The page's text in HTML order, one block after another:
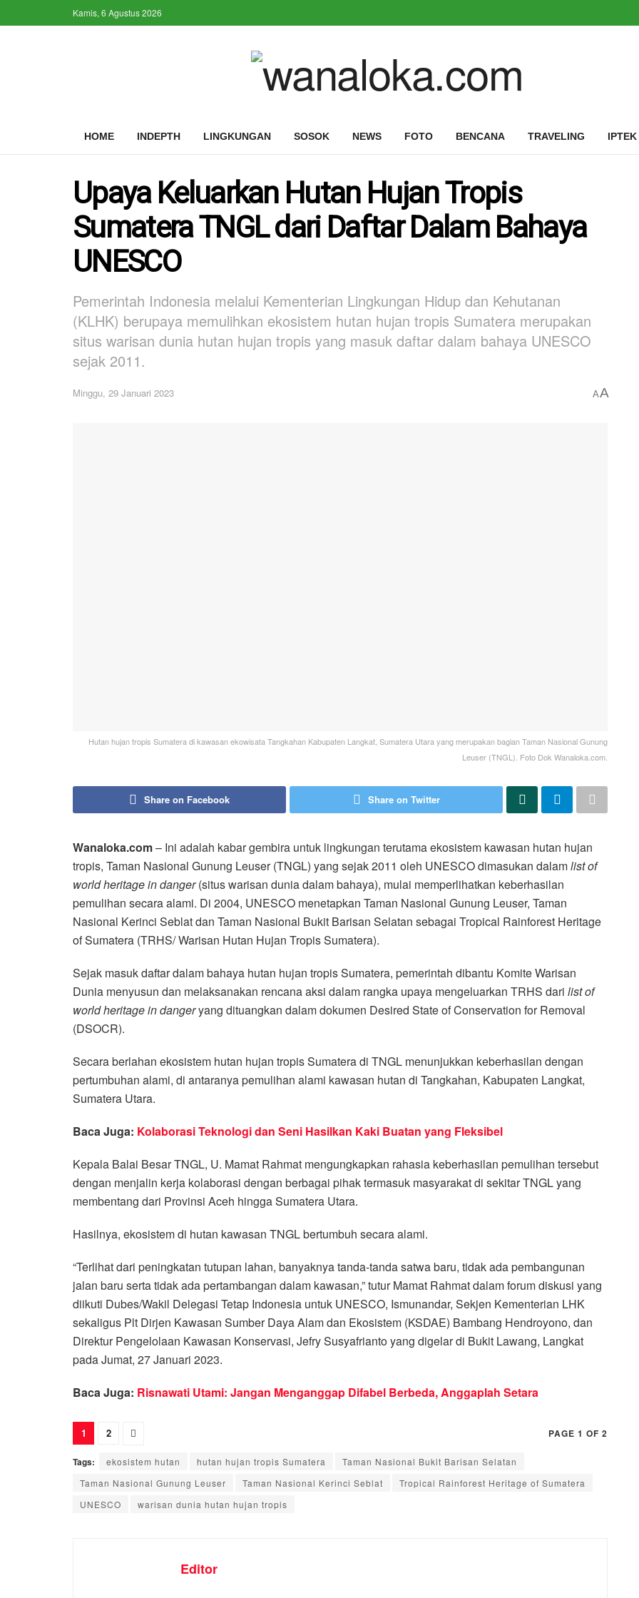
Kamis, 6 Agustus 2026
HOME INDEPTH LINGKUNGAN SOSOK NEWS FOTO BENCANA TRAVELING IPTEK
Upaya Keluarkan Hutan Hujan Tropis
Sumatera TNGL dari Daftar Dalam Bahaya
UNESCO
Pemerintah Indonesia melalui Kementerian Lingkungan Hidup dan Kehutanan
(KLHK) berupaya memulihkan ekosistem hutan hujan tropis Sumatera merupakan
situs warisan dunia hutan hujan tropis yang masuk daftar dalam bahaya UNESCO
sejak 2011.
Minggu, 29 Januari 2023 AA
Hutan hujan tropis Sumatera di kawasan ekowisata Tangkahan Kabupaten Langkat, Sumatera Utara yang merupakan bagian Taman Nasional Gunung
Leuser (TNGL). Foto Dok Wanaloka.com.
Share on Facebook Share on Twitter
Wanaloka.com– Ini adalah kabar gembira untuk lingkungan terutama ekosistem kawasan hutan hujan
tropis, Taman Nasional Gunung Leuser (TNGL) yang sejak 2011 oleh UNESCO dimasukan dalamlist of
world heritage in danger(situs warisan dunia dalam bahaya), mulai memperlihatkan keberhasilan
pemulihan secara alami. Di 2004, UNESCO menetapkan Taman Nasional Gunung Leuser, Taman
Nasional Kerinci Seblat dan Taman Nasional Bukit Barisan Selatan sebagai Tropical Rainforest Heritage
of Sumatera (TRHS/ Warisan Hutan Hujan Tropis Sumatera).
Sejak masuk daftar dalam bahaya hutan hujan tropis Sumatera, pemerintah dibantu Komite Warisan
Dunia menyusun dan melaksanakan rencana aksi dalam rangka upaya mengeluarkan TRHS dari list of
world heritage in dangeryang dituangkan dalam dokumen Desired State of Conservation for Removal
(DSOCR).
Secara berlahan ekosistem hutan hujan tropis Sumatera di TNGL menunjukkan keberhasilan dengan
pertumbuhan alami, di antaranya pemulihan alami kawasan hutan di Tangkahan, Kabupaten Langkat,
Sumatera Utara.
Baca Juga: Kolaborasi Teknologi dan Seni Hasilkan Kaki Buatan yang Fleksibel
Kepala Balai Besar TNGL, U. Mamat Rahmat mengungkapkan rahasia keberhasilan pemulihan tersebut
dengan menjalin kerja kolaborasi dengan berbagai pihak termasuk masyarakat di sekitar TNGL yang
membentang dari Provinsi Aceh hingga Sumatera Utara.
Hasilnya, ekosistem di hutan kawasan TNGL bertumbuh secara alami.
“Terlihat dari peningkatan tutupan lahan, banyaknya tanda-tanda satwa baru, tidak ada pembangunan
jalan baru serta tidak ada pertambangan dalam kawasan,” tutur Mamat Rahmat dalam forum diskusi yang
diikuti Dubes/Wakil Delegasi Tetap Indonesia untuk UNESCO, Ismunandar, Sekjen Kementerian LHK
sekaligus Plt Dirjen Kawasan Sumber Daya Alam dan Ekosistem (KSDAE) Bambang Hendroyono, dan
Direktur Pengelolaan Kawasan Konservasi, Jefry Susyafrianto yang digelar di Bukit Lawang, Langkat
pada Jumat, 27 Januari 2023.
Baca Juga: Risnawati Utami: Jangan Menganggap Difabel Berbeda, Anggaplah Setara
PAGE 1 OF 2
1 2
Tags: ekosistem hutan hutan hujan tropis Sumatera
Taman Nasional Bukit Barisan Selatan
Taman Nasional Gunung Leuser
Taman Nasional Kerinci Seblat
Tropical Rainforest Heritage of Sumatera
UNESCO
warisan dunia hutan hujan tropis
Editor